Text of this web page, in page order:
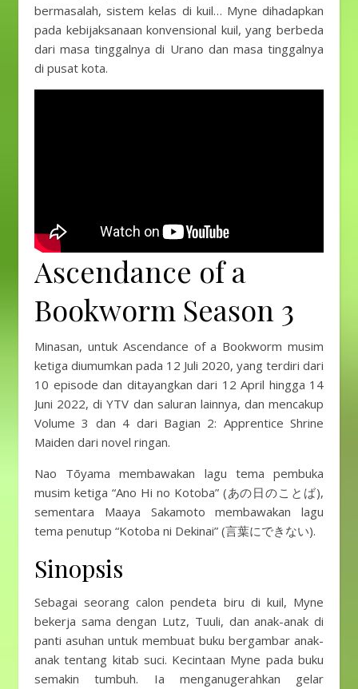
bermasalah, sistem kelas di kuil… Myne dihadapkan
pada kebijaksanaan konvensional kuil, yang berbeda
dari masa tinggalnya di Urano dan masa tinggalnya
di pusat kota.
Ascendance of a
Bookworm Season 3
Minasan, untuk Ascendance of a Bookworm musim
ketiga diumumkan pada 12 Juli 2020, yang terdiri dari
10 episode dan ditayangkan dari 12 April hingga 14
Juni 2022, di YTV dan saluran lainnya, dan mencakup
Volume 3 dan 4 dari Bagian 2: Apprentice Shrine
Maiden dari novel ringan.
Nao Tōyama membawakan lagu tema pembuka
musim ketiga “Ano Hi no Kotoba” (あの日のことば),
sementara Maaya Sakamoto membawakan lagu
tema penutup “Kotoba ni Dekinai” (言葉にできない).
Sinopsis
Sebagai seorang calon pendeta biru di kuil, Myne
bekerja sama dengan Lutz, Tuuli, dan anak-anak di
panti asuhan untuk membuat buku bergambar anak-
anak tentang kitab suci. Kecintaan Myne pada buku
semakin tumbuh. Ia menganugerahkan gelar